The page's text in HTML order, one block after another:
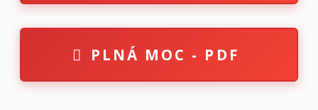
PLNÁ MOC - PDF